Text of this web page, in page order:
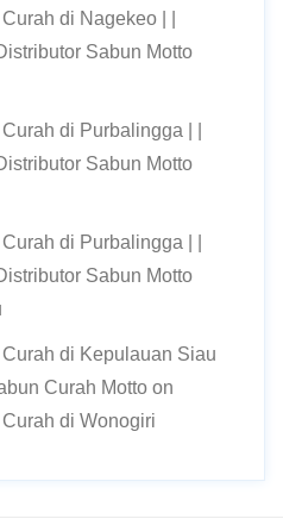
di Nagekeo | |
Sabun Motto
di Purbalingga | |
Sabun Motto
di Purbalingga | |
Sabun Motto
di Kepulauan Siau
Curah Motto on
di Wonogiri